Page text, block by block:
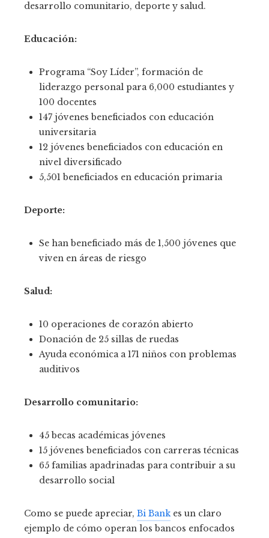
desarrollo comunitario, deporte y salud.
Educación:
Programa “Soy Líder”, formación de
liderazgo personal para 6,000 estudiantes y
100 docentes
147 jóvenes beneficiados con educación
universitaria
12 jóvenes beneficiados con educación en
nivel diversificado
5,501 beneficiados en educación primaria
Deporte:
Se han beneficiado más de 1,500 jóvenes que
viven en áreas de riesgo
Salud:
10 operaciones de corazón abierto
Donación de 25 sillas de ruedas
Ayuda económica a 171 niños con problemas
auditivos
Desarrollo comunitario:
45 becas académicas jóvenes
15 jóvenes beneficiados con carreras técnicas
65 familias apadrinadas para contribuir a su
desarrollo social
Como se puede apreciar, Bi Bankes un claro
ejemplo de cómo operan los bancos enfocados